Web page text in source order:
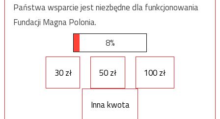
Państwa wsparcie jest niezbędne dla funkcjonowania
Fundacji Magna Polonia.
8%
30 zł 50 zł 100 zł
Inna kwota